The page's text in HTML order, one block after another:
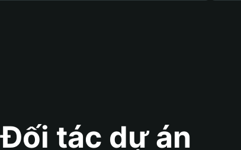
Đối tác dự án